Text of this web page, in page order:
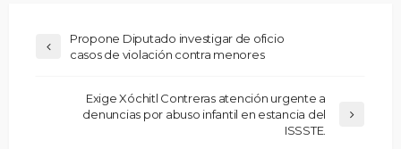
Propone Diputado investigar de oficio
casos de violación contra menores
Exige Xóchitl Contreras atención urgente a
denuncias por abuso infantil en estancia del
ISSSTE.